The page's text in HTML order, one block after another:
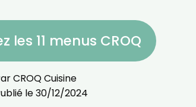
les 11 menus CROQ
CROQ Cuisine
le30/12/2024